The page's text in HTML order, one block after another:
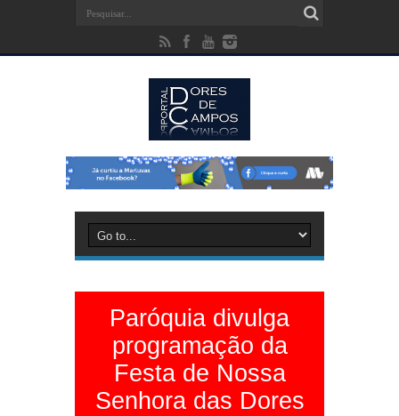
Paróquia divulga
programação da
Festa de Nossa
Senhora das Dores